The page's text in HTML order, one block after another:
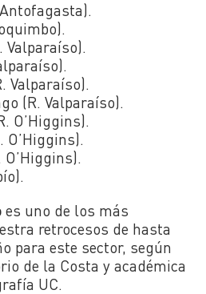
Valparaíso).
Valparaíso).
(R. Valparaíso).
O’Higgins).
O’Higgins).
es uno de los más
retrocesos de hasta
para este sector, según
de la Costa y académica
UC.